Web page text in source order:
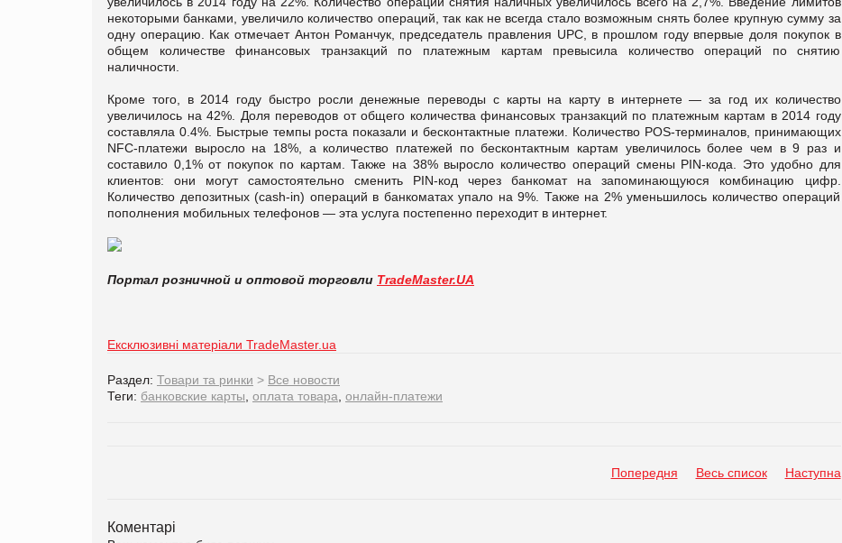
некоторыми банками, увеличило количество операций, так как не всегда стало возможным снять более крупную сумму за
одну операцию. Как отмечает Антон Романчук, председатель правления UPC, в прошлом году впервые доля покупок в
общем количестве финансовых транзакций по платежным картам превысила количество операций по снятию
наличности.
Кроме того, в 2014 году быстро росли денежные переводы с карты на карту в интернете — за год их количество
увеличилось на 42%. Доля переводов от общего количества финансовых транзакций по платежным картам в 2014 году
составляла 0.4%. Быстрые темпы роста показали и бесконтактные платежи. Количество POS-терминалов, принимающих
NFC-платежи выросло на 18%, а количество платежей по бесконтактным картам увеличилось более чем в 9 раз и
составило 0,1% от покупок по картам. Также на 38% выросло количество операций смены PIN-кода. Это удобно для
клиентов: они могут самостоятельно сменить PIN-код через банкомат на запоминающуюся комбинацию цифр.
Количество депозитных (cash-in) операций в банкоматах упало на 9%. Также на 2% уменьшилось количество операций
пополнения мобильных телефонов — эта услуга постепенно переходит в интернет.
Портал розничной и оптовой торговли TradeMaster.UA
Ексклюзивні матеріали TradeMaster.ua
Раздел: Товари та ринки > Все новости
Теги: банковские карты оплата товара онлайн-платежи
Попередня Весь список Наступна
Коментарі